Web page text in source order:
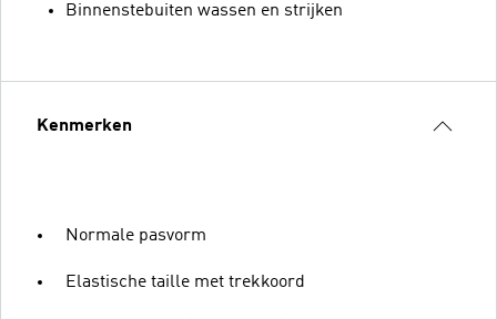
Binnenstebuiten wassen en strijken
Kenmerken
Normale pasvorm
Elastische taille met trekkoord